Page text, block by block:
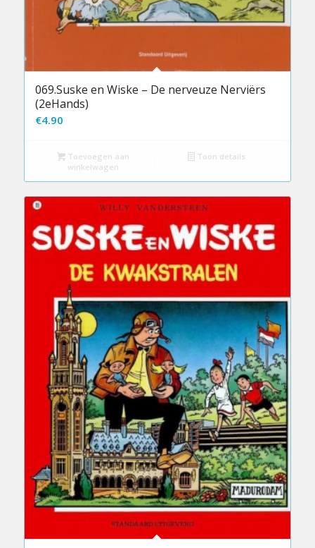
069.Suske en Wiske – De nerveuze Nerviërs
(2eHands)
€4.90
Toevoegen aan
winkelwagen
Toon details